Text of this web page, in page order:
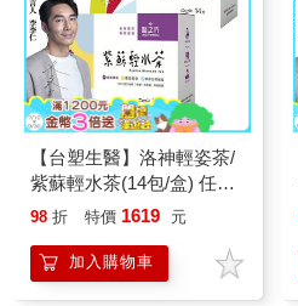
【台塑生醫】洛神輕姿茶/
紫蘇輕水茶(14包/盒) 任選
x3盒
98 折 特價 1619 元
加入購物車